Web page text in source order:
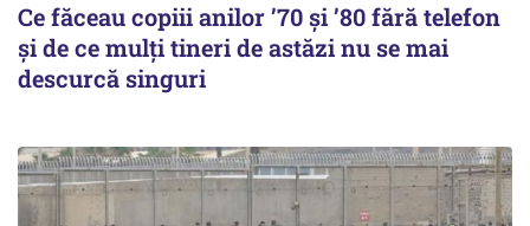
Ce făceau copiii anilor ’70 și ’80 fără telefon
și de ce mulți tineri de astăzi nu se mai
descurcă singuri